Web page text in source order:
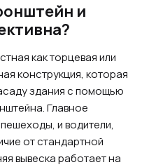
и
как торцевая или
конструкция, которая
здания с помощью
Главное
и водители,
от стандартной
вывеска работает на